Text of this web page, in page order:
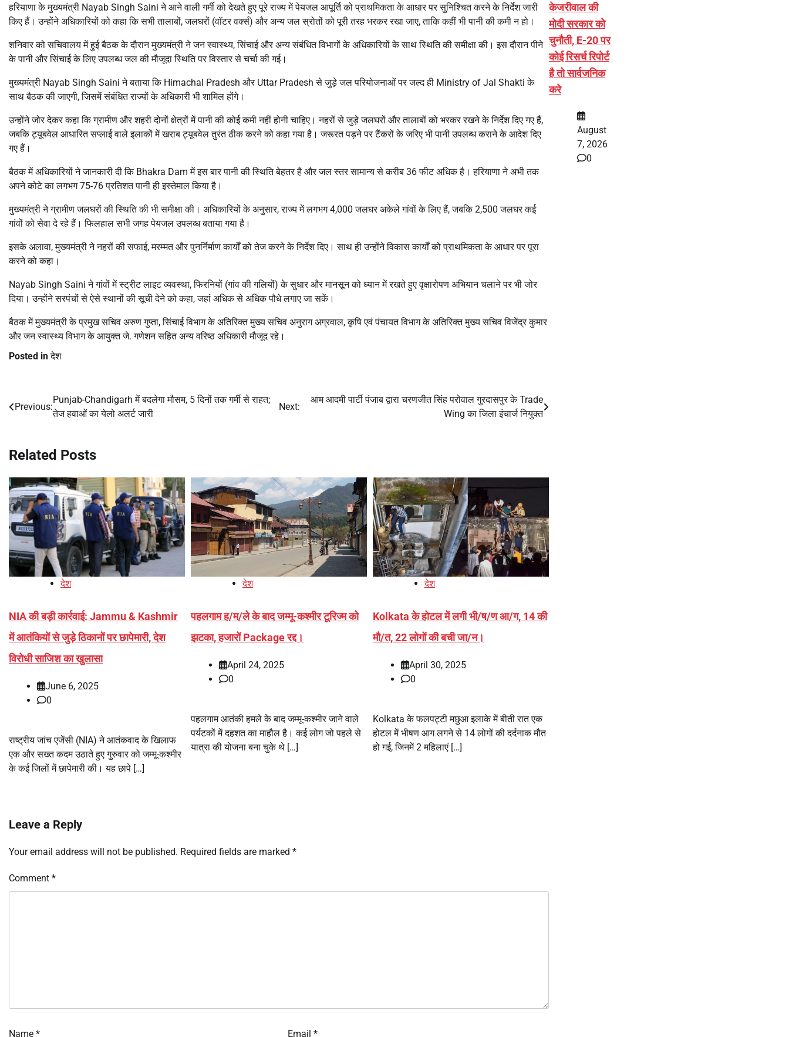
हरियाणा के मुख्यमंत्री Nayab Singh Saini ने आने वाली गर्मी को देखते हुए पूरे राज्य में पेयजल आपूर्ति को प्राथमिकता के आधार पर सुनिश्चित करने के निर्देश जारी
किए हैं। उन्होंने अधिकारियों को कहा कि सभी तालाबों, जलघरों (वॉटर वर्क्स) और अन्य जल स्रोतों को पूरी तरह भरकर रखा जाए, ताकि कहीं भी पानी की कमी न हो।
शनिवार को सचिवालय में हुई बैठक के दौरान मुख्यमंत्री ने जन स्वास्थ्य, सिंचाई और अन्य संबंधित विभागों के अधिकारियों के साथ स्थिति की समीक्षा की। इस दौरान पीने
के पानी और सिंचाई के लिए उपलब्ध जल की मौजूदा स्थिति पर विस्तार से चर्चा की गई।
मुख्यमंत्री Nayab Singh Saini ने बताया कि Himachal Pradesh और Uttar Pradesh से जुड़े जल परियोजनाओं पर जल्द ही Ministry of Jal Shakti के
साथ बैठक की जाएगी, जिसमें संबंधित राज्यों के अधिकारी भी शामिल होंगे।
उन्होंने जोर देकर कहा कि ग्रामीण और शहरी दोनों क्षेत्रों में पानी की कोई कमी नहीं होनी चाहिए। नहरों से जुड़े जलघरों और तालाबों को भरकर रखने के निर्देश दिए गए हैं,
जबकि ट्यूबवेल आधारित सप्लाई वाले इलाकों में खराब ट्यूबवेल तुरंत ठीक करने को कहा गया है। जरूरत पड़ने पर टैंकरों के जरिए भी पानी उपलब्ध कराने के आदेश दिए
गए हैं।
बैठक में अधिकारियों ने जानकारी दी कि Bhakra Dam में इस बार पानी की स्थिति बेहतर है और जल स्तर सामान्य से करीब 36 फीट अधिक है। हरियाणा ने अभी तक
अपने कोटे का लगभग 75-76 प्रतिशत पानी ही इस्तेमाल किया है।
मुख्यमंत्री ने ग्रामीण जलघरों की स्थिति की भी समीक्षा की। अधिकारियों के अनुसार, राज्य में लगभग 4,000 जलघर अकेले गांवों के लिए हैं, जबकि 2,500 जलघर कई
गांवों को सेवा दे रहे हैं। फिलहाल सभी जगह पेयजल उपलब्ध बताया गया है।
इसके अलावा, मुख्यमंत्री ने नहरों की सफाई, मरम्मत और पुनर्निर्माण कार्यों को तेज करने के निर्देश दिए। साथ ही उन्होंने विकास कार्यों को प्राथमिकता के आधार पर पूरा
करने को कहा।
Nayab Singh Saini ने गांवों में स्ट्रीट लाइट व्यवस्था, फिरनियों (गांव की गलियों) के सुधार और मानसून को ध्यान में रखते हुए वृक्षारोपण अभियान चलाने पर भी जोर
दिया। उन्होंने सरपंचों से ऐसे स्थानों की सूची देने को कहा, जहां अधिक से अधिक पौधे लगाए जा सकें।
बैठक में मुख्यमंत्री के प्रमुख सचिव अरुण गुप्ता, सिंचाई विभाग के अतिरिक्त मुख्य सचिव अनुराग अग्रवाल, कृषि एवं पंचायत विभाग के अतिरिक्त मुख्य सचिव विजेंद्र कुमार
और जन स्वास्थ्य विभाग के आयुक्त जे. गणेशन सहित अन्य वरिष्ठ अधिकारी मौजूद रहे।
Posted inदेश
Post
Previous:
Punjab-Chandigarh में बदलेगा मौसम, 5 दिनों तक गर्मी से राहत;
तेज हवाओं का येलो अलर्ट जारी
Next:
आम आदमी पार्टी पंजाब द्वारा चरणजीत सिंह परोवाल गुरदासपुर के Trade
Wing का जिला इंचार्ज नियुक्त
Related Posts
देश
NIA की बड़ी कार्रवाई: Jammu & Kashmir
में आतंकियों से जुड़े ठिकानों पर छापेमारी, देश
विरोधी साजिश का खुलासा
June 6, 2025
0
राष्ट्रीय जांच एजेंसी (NIA) ने आतंकवाद के खिलाफ
एक और सख्त कदम उठाते हुए गुरुवार को जम्मू-कश्मीर
के कई जिलों में छापेमारी की। यह छापे […]
देश
पहलगाम ह/म/ले के बाद जम्मू-कश्मीर टूरिज्म को
झटका, हजारों Package रद्द।
April 24, 2025
0
पहलगाम आतंकी हमले के बाद जम्मू-कश्मीर जाने वाले
पर्यटकों में दहशत का माहौल है। कई लोग जो पहले से
यात्रा की योजना बना चुके थे […]
देश
Kolkata के होटल में लगी भी/ष/ण आ/ग, 14 की
मौ/त, 22 लोगों की बची जा/न।
April 30, 2025
0
Kolkata के फलपट्टी मछुआ इलाके में बीती रात एक
होटल में भीषण आग लगने से 14 लोगों की दर्दनाक मौत
हो गई, जिनमें 2 महिलाएं […]
Leave a Reply
Your email address will not be published. Required fields are marked *
Comment *
Name * Email *
केजरीवाल की
मोदी सरकार को
चुनौती, E-20 पर
कोई रिसर्च रिपोर्ट
है तो सार्वजनिक
करे
August
7, 2026
0